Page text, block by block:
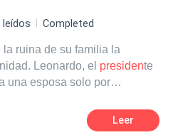
¿quién pagaría por ello?
leídos Completed
ruina de su familia la
Leonardo, el presidente
una esposa solo por
convierte en una guerra entre
él no solo compró una
Leer